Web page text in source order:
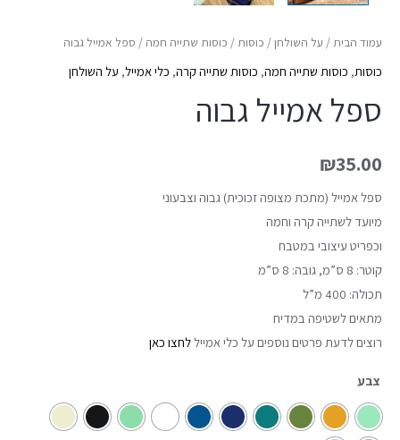
עמוד הבית/ על השולחן/ כוסות/ כוסות שתייה חמה / ספל אמייל גבוה
כוסות, כוסות שתייה חמה, כוסות שתייה קרה, כלי אמייל, על השולחן
ספל אמייל גבוה
₪35.00
ספל אמייל (מתכת מצופה זכוכית) גבוה וצבעוני
מיועד לשתייה קרה וחמה
וכפריט עיצובי במטבח
קוטר: 8 ס”מ, גובה: 8 ס”מ
תכולה: 400 מ”ל
מתאים לשטיפה במדיח
רוצים לדעת פרטים נוספים על כלי אמייללחצו כאן
צבע